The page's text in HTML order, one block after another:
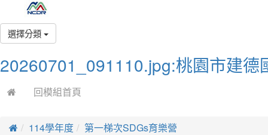
選擇分類
20260701_091110.jpg:桃園市建德
回模組首頁
114學年度 第一梯次SDGs育樂營